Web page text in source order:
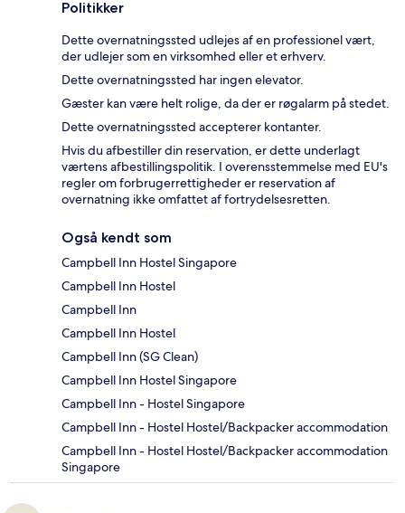
Politikker
Dette overnatningssted udlejes af en professionel vært,
der udlejer som en virksomhed eller et erhverv.
Dette overnatningssted har ingen elevator.
Gæster kan være helt rolige, da der er røgalarm på stedet.
Dette overnatningssted accepterer kontanter.
Hvis du afbestiller din reservation, er dette underlagt
værtens afbestillingspolitik. I overensstemmelse med EU's
regler om forbrugerrettigheder er reservation af
overnatning ikke omfattet af fortrydelsesretten.
Også kendt som
Campbell Inn Hostel Singapore
Campbell Inn Hostel
Campbell Inn
Campbell Inn Hostel
Campbell Inn (SG Clean)
Campbell Inn Hostel Singapore
Campbell Inn - Hostel Singapore
Campbell Inn - Hostel Hostel/Backpacker accommodation
Campbell Inn - Hostel Hostel/Backpacker accommodation
Singapore